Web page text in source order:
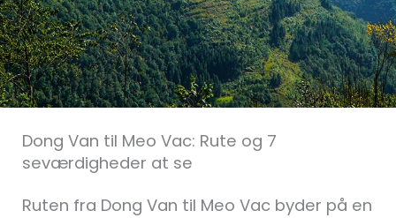
Dong Van til Meo Vac: Rute og 7
seværdigheder at se
Ruten fra Dong Van til Meo Vac byder på en